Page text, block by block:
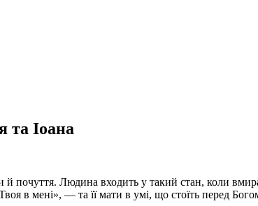
та Іоана
почуття. Людина входить у такий стан, коли
в мені», — та її мати в умі, що стоїть перед